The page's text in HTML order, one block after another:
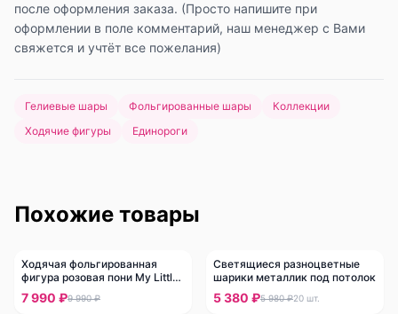
после оформления заказа. (Просто напишите при
оформлении в поле комментарий, наш менеджер с Вами
свяжется и учтёт все пожелания)
Гелиевые шары Фольгированные шары
Коллекции
Ходячие фигуры
Единороги
Похожие товары
-20%
Ходячая фольгированная
фигура розовая пони My Little
Pony
7 990 ₽9 990 ₽
-10%
Светящиеся разноцветные
шарики металлик под потолок
5 380 ₽5 980 ₽20 шт.